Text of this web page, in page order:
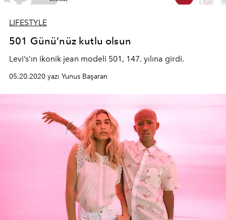
LIFESTYLE
501 Günü’nüz kutlu olsun
Levi’s’ın ikonik jean modeli 501, 147. yılına girdi.
05.20.2020 yazı Yunus Başaran